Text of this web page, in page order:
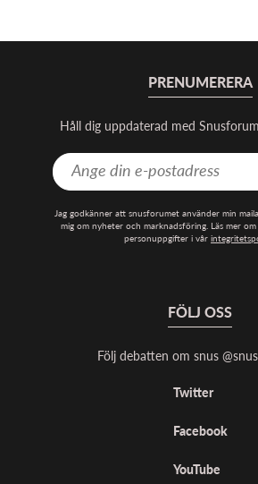
PRENUMERERA
Håll dig uppdaterad med
Jag godkänner att snusforumet använder min
mig om nyheter och marknadsföring. Läs mer
personuppgifter i vår
FÖLJ OSS
Följ debatten om snus
Twitter
Facebook
YouTube